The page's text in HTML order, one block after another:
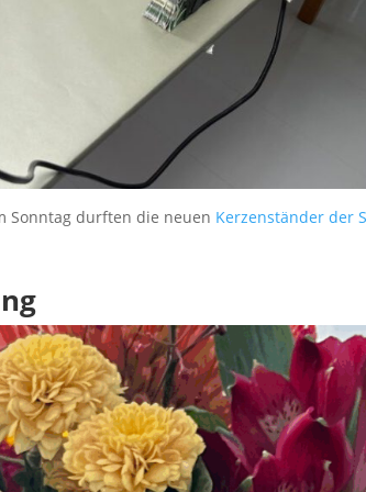
Sonntag durften die neuen Kerzenständer der